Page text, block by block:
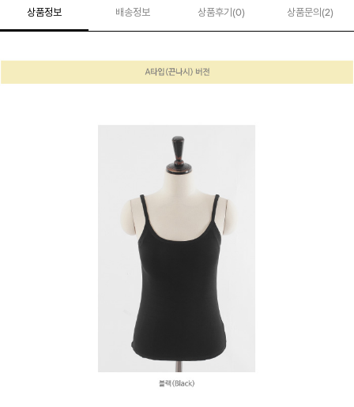
상품정보 배송정보 상품후기(0) 상품문의 (2)